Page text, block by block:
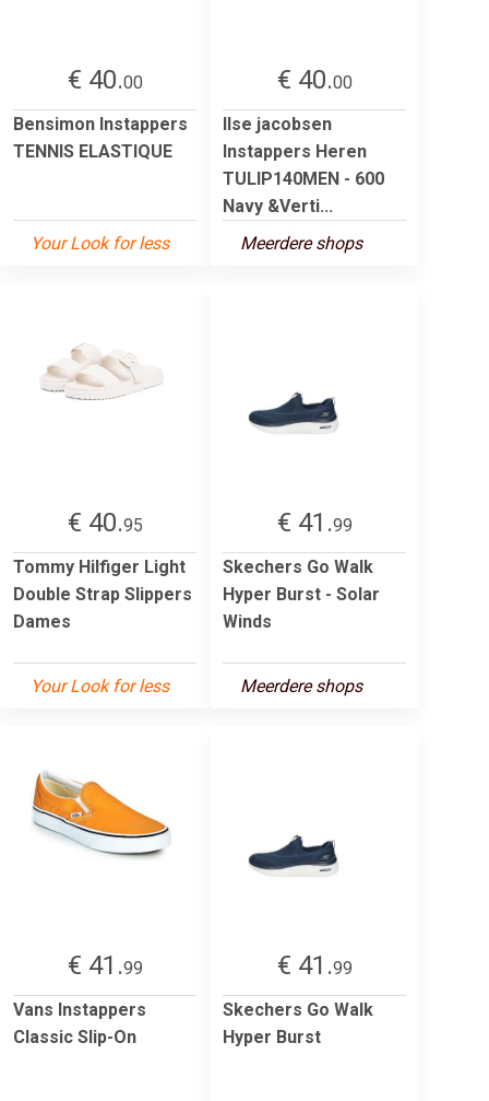
€ 40.00
Bensimon Instappers
TENNIS ELASTIQUE
Your Look for less
€ 40.00
Ilse jacobsen
Instappers Heren
TULIP140MEN - 600
Navy &Verti...
Meerdere shops
€ 40.95
Tommy Hilfiger Light
Double Strap Slippers
Dames
Your Look for less
€ 41.99
Skechers Go Walk
Hyper Burst - Solar
Winds
Meerdere shops
€ 41.99
Vans Instappers
Classic Slip-On
€ 41.99
Skechers Go Walk
Hyper Burst